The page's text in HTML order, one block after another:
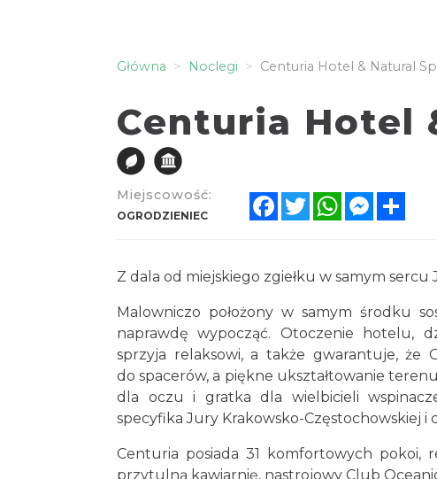
Główna Noclegi Centuria Hotel & Natural
Centuria Hotel
Miejscowość:
OGRODZIENIEC
FacebookTwitterWhatsApp
Z dala od miejskiego zgiełku w samym
Malowniczo położony w samym środku
naprawdę wypocząć. Otoczenie hotelu,
sprzyja relaksowi, a także gwarantuje, że
do spacerów, a piękne ukształtowanie
dla oczu i gratka dla wielbicieli
specyfika Jury Krakowsko-Częstochowskiej i
Centuria posiada 31 komfortowych pokoi,
przytulną kawiarnię, nastrojowy Club